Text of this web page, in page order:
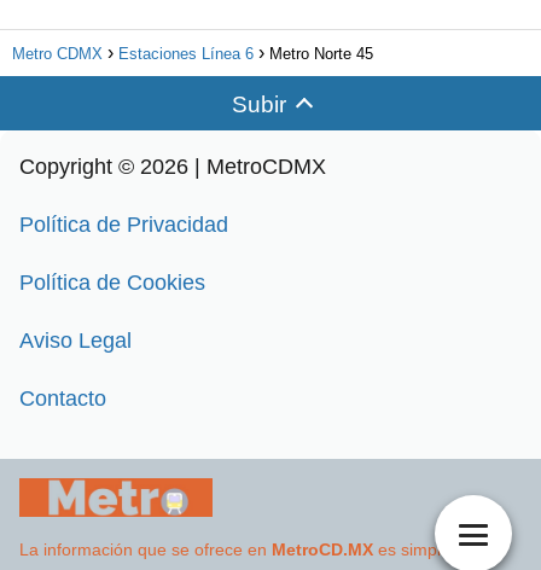
Metro CDMX Estaciones Línea 6 Metro Norte 45
Subir
Copyright © 2026 | MetroCDMX
Política de Privacidad
Política de Cookies
Aviso Legal
Contacto
La información que se ofrece en MetroCD.MX es simplemente